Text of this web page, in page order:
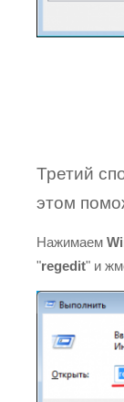
Третий
этом
Нажимаем
"regedit" и